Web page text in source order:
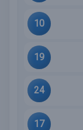
10
19
24
17